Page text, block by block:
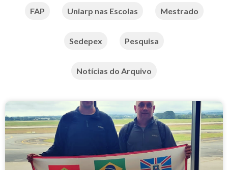
FAP Uniarp nas Escolas Mestrado
Sedepex Pesquisa
Notícias do Arquivo